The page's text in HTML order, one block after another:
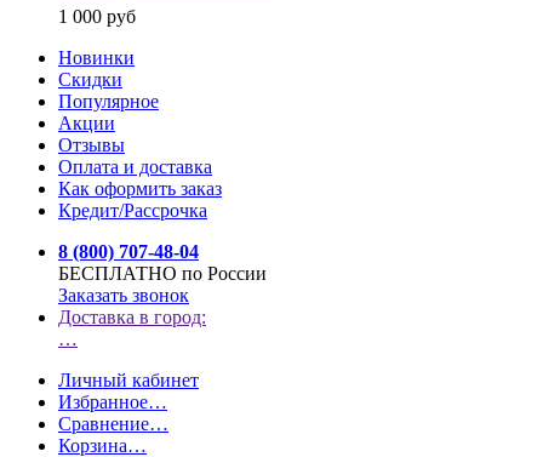
1 000 руб
Новинки
Скидки
Популярное
Акции
Отзывы
Оплата и доставка
Как оформить заказ
Кредит/Рассрочка
8 (800) 707-48-04
БЕСПЛАТНО по России
Заказать звонок
Доставка в город:
…
Личный кабинет
Избранное…
Сравнение…
Корзина…